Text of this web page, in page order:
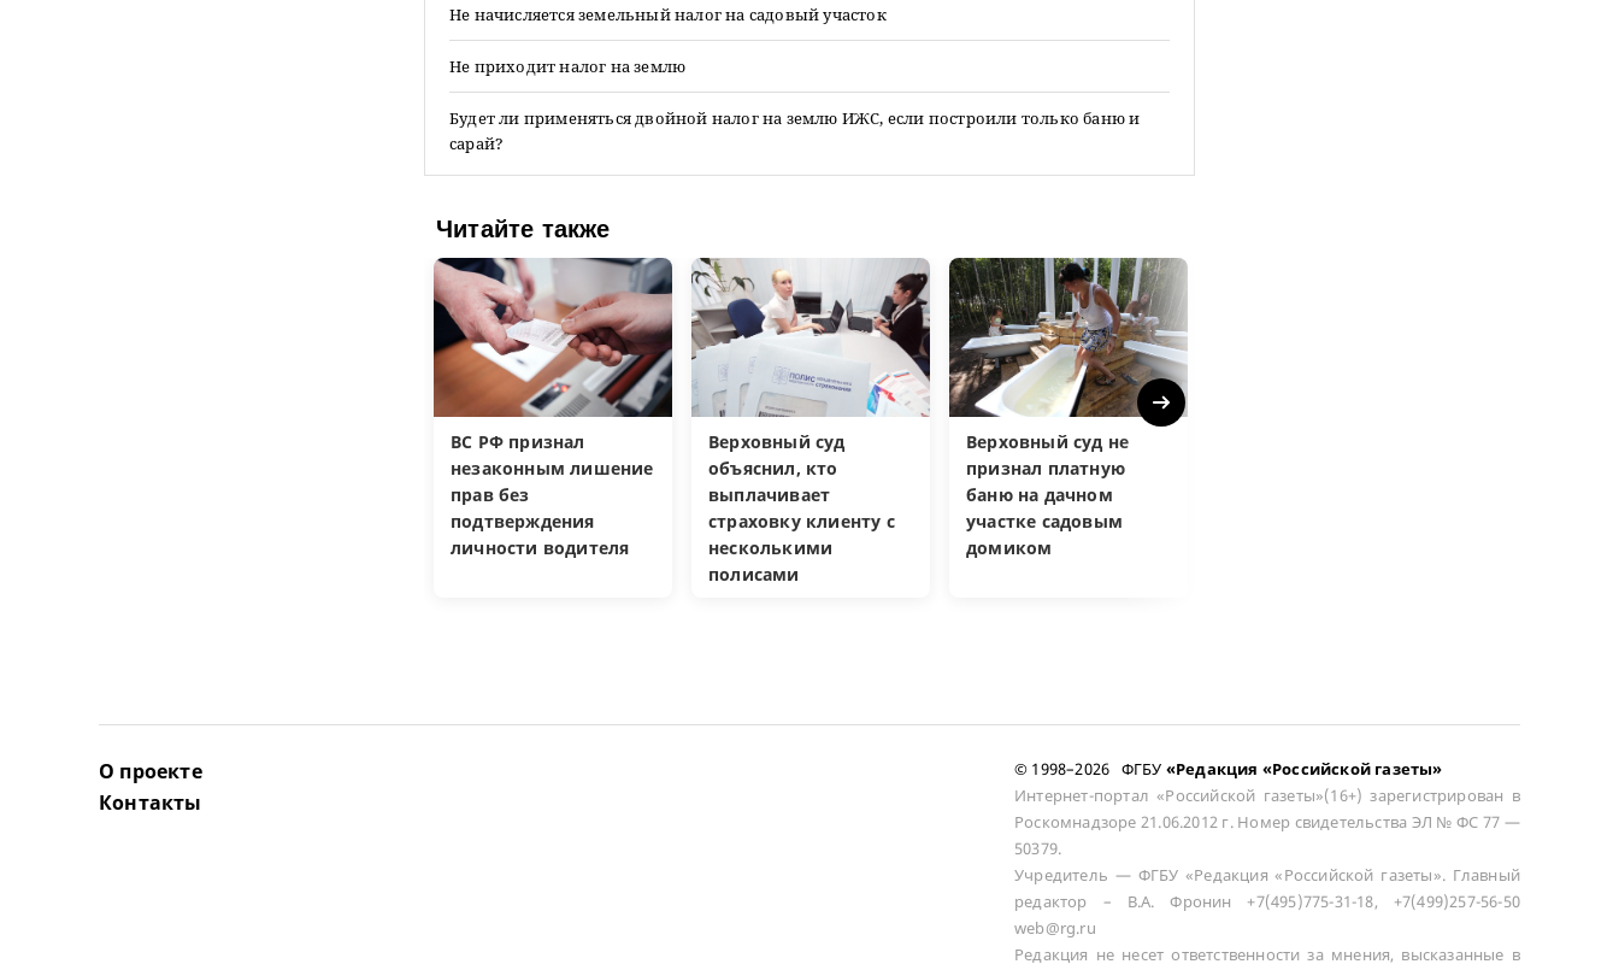
Не начисляется земельный налог на садовый участок
Не приходит налог на землю
Будет ли применяться двойной налог на землю ИЖС, если построили только баню и
сарай?
Читайте также
ВС РФ признал
незаконным лишение
прав без
подтверждения
личности водителя
Верховный суд
объяснил, кто
выплачивает
страховку клиенту с
несколькими
полисами
Верховный суд не
признал платную
баню на дачном
участке садовым
домиком
Next
О проекте
Контакты
© 1998–2026 ФГБУ «Редакция «Российской газеты»
Интернет-портал «Российской газеты»(16+) зарегистрирован в
Роскомнадзоре 21.06.2012 г. Номер свидетельства ЭЛ № ФС 77 —
50379.
Учредитель — ФГБУ «Редакция «Российской газеты». Главный
редактор – В.А. Фронин +7(495)775-31-18, +7(499)257-56-50
web@rg.ru
Редакция не несет ответственности за мнения, высказанные в